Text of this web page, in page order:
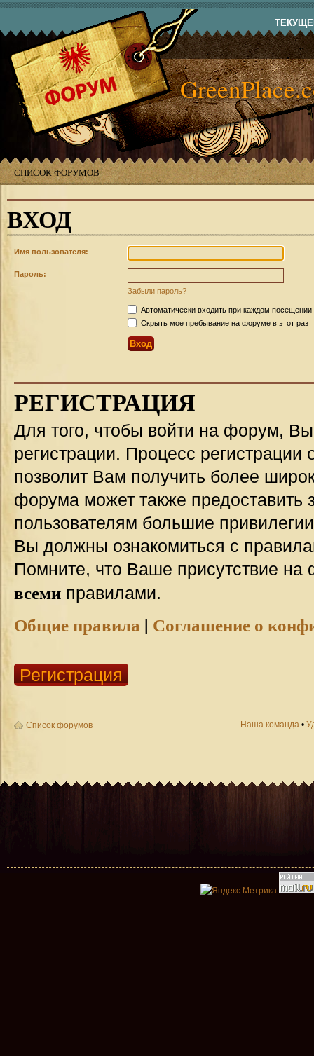
СПИСОК ФОРУМОВ
ВХОД
Имя пользователя:
Пароль:
Забыли пароль?
Автоматически входить при каждом посещении
Скрыть мое пребывание на форуме в этот раз
РЕГИСТРАЦИЯ
Для того, чтобы войти на форум,
регистрации. Процесс регистрации
позволит Вам получить более
форума может также предоставить
пользователям большие
Вы должны ознакомиться с
Помните, что Ваше присутствие на
всеми правилами.
Общие правила | Соглашение о
Регистрация
Список форумов Наша команда •